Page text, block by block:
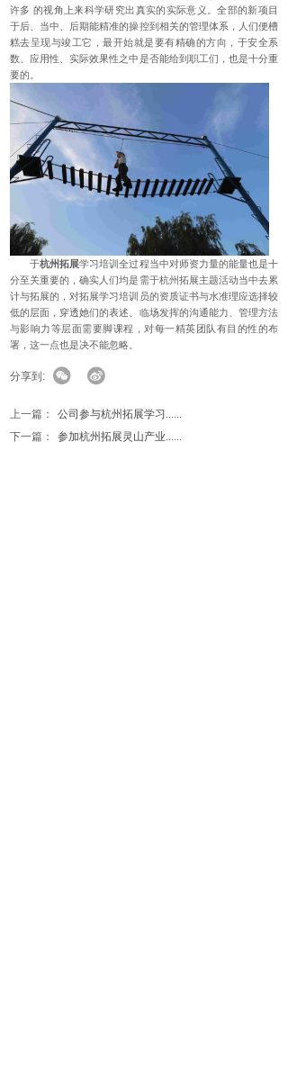
许多 的视角上来科学研究出真实的实际意义。全部的新项目
于后、当中、后期能精准的操控到相关的管理体系，人们便槽
糕去呈现与竣工它，最开始就是要有精确的方向，于安全系
数、应用性、实际效果性之中是否能给到职工们，也是十分重
要的。
于杭州拓展学习培训全过程当中对师资力量的能量也是十
分至关重要的，确实人们均是需于杭州拓展主题活动当中去累
计与拓展的，对拓展学习培训员的资质证书与水准理应选择较
低的层面，穿透她们的表述、临场发挥的沟通能力、管理方法
与影响力等层面需要脚课程，对每一精英团队有目的性的布
署，这一点也是决不能忽略。
分享到:
上一篇：
公司参与杭州拓展学习......
下一篇：
参加杭州拓展灵山产业......